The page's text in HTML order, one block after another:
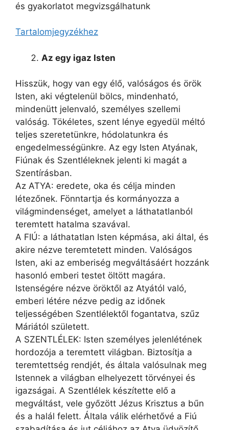
és gyakorlatot megvizsgálhatunk
Tartalomjegyzékhez
Az egy igaz Isten
Hisszük, hogy van egy élő, valóságos és örök
Isten, aki végtelenül bölcs, mindenható,
mindenütt jelenvaló, személyes szellemi
valóság. Tökéletes, szent lénye egyedül méltó
teljes szeretetünkre, hódolatunkra és
engedelmességünkre. Az egy Isten Atyának,
Fiúnak és Szentléleknek jelenti ki magát a
Szentírásban.
Az ATYA: eredete, oka és célja minden
létezőnek. Fönntartja és kormányozza a
világmindenséget, amelyet a láthatatlanból
teremtett hatalma szavával.
A FIÚ: a láthatatlan Isten képmása, aki által, és
akire nézve teremtetett minden. Valóságos
Isten, aki az emberiség megváltásáért hozzánk
hasonló emberi testet öltött magára.
Istenségére nézve öröktől az Atyától való,
emberi létére nézve pedig az időnek
teljességében Szentlélektől fogantatva, szűz
Máriától született.
A SZENTLÉLEK: Isten személyes jelenlétének
hordozója a teremtett világban. Biztosítja a
teremtettség rendjét, és általa valósulnak meg
Istennek a világban elhelyezett törvényei és
igazságai. A Szentlélek készítette elő a
megváltást, vele győzött Jézus Krisztus a bűn
és a halál felett. Általa válik elérhetővé a Fiú